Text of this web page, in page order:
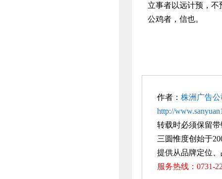
立事者以远计预，不
公鸡者，信也。
作者： 株洲广告公
http://
转载时必须保留
三圆惟度创始于
提供从品牌定位
服务热线：0731-